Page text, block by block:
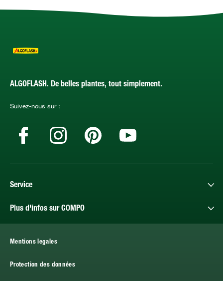
ALGOFLASH. De belles plantes, tout simplement.
Suivez-nous sur :
Service
Plus d'infos sur COMPO
Mentions legales
Protection des données